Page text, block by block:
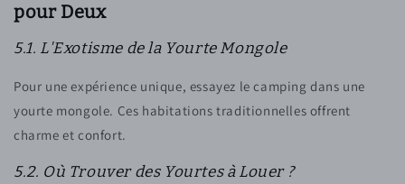
pour Deux
5.1. L'Exotisme de la Yourte Mongole
Pour une expérience unique, essayez le camping dans une
yourte mongole. Ces habitations traditionnelles offrent
charme et confort.
5.2. Où Trouver des Yourtes à Louer ?